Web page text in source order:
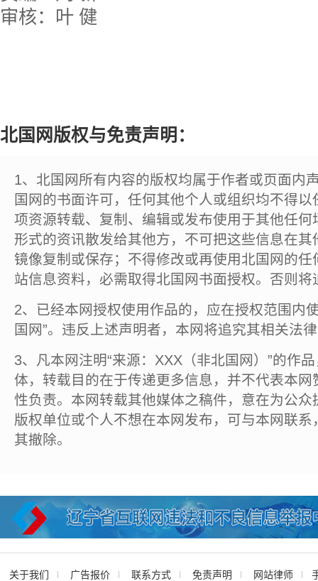
审核：叶 健
北国网版权与免责声明：
1、北国网所有内容的版权均属于作者或页面内
国网的书面许可，任何其他个人或组织均不得
项资源转载、复制、编辑或发布使用于其他任
形式的资讯散发给其他方，不可把这些信息在
镜像复制或保存；不得修改或再使用北国网的
站信息资料，必需取得北国网书面授权。否则将
2、已经本网授权使用作品的，应在授权范围内
国网”。违反上述声明者，本网将追究其相关法
3、凡本网注明“来源：XXX（非北国网）”的作
体，转载目的在于传递更多信息，并不代表本
性负责。本网转载其他媒体之稿件，意在为公
版权单位或个人不想在本网发布，可与本网联
其撤除。
关于我们 广告报价 联系方式 免责声明 网站律师